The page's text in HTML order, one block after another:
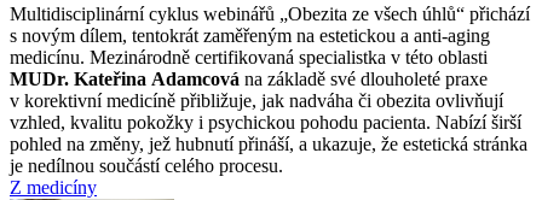
Multidisciplinární cyklus webinářů „Obezita ze všech úhlů“ přichází
s novým dílem, tentokrát zaměřeným na estetickou a anti-aging
medicínu. Mezinárodně certifikovaná specialistka v této oblasti
MUDr. Kateřina Adamcová na základě své dlouholeté praxe
v korektivní medicíně přibližuje, jak nadváha či obezita ovlivňují
vzhled, kvalitu pokožky i psychickou pohodu pacienta. Nabízí širší
pohled na změny, jež hubnutí přináší, a ukazuje, že estetická stránka
je nedílnou součástí celého procesu.
Z medicíny